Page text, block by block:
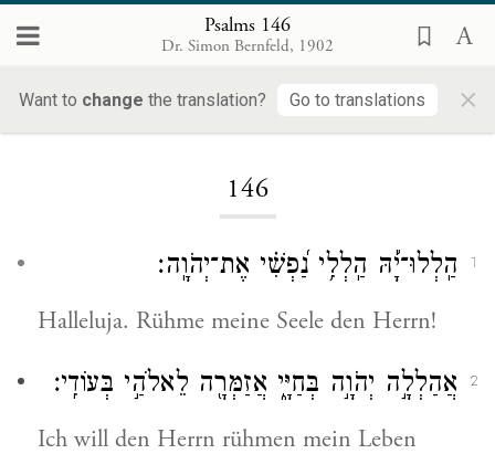
Psalms 146
Dr. Simon Bernfeld, 1902
Want to change the translation? Go to translations ×
146
1 הַֽלְלוּ־יָ֡הּ הַֽלְלִ֥י נַ֝פְשִׁ֗י אֶת־יְהֹוָֽה׃
Halleluja. Rühme meine Seele den Herrn!
2 אֲהַלְלָ֣ה יְהֹוָ֣ה בְּחַיָּ֑י אֲזַמְּרָ֖ה לֵאלֹהַ֣י בְּעוֹדִֽי׃
Ich will den Herrn rühmen mein Leben